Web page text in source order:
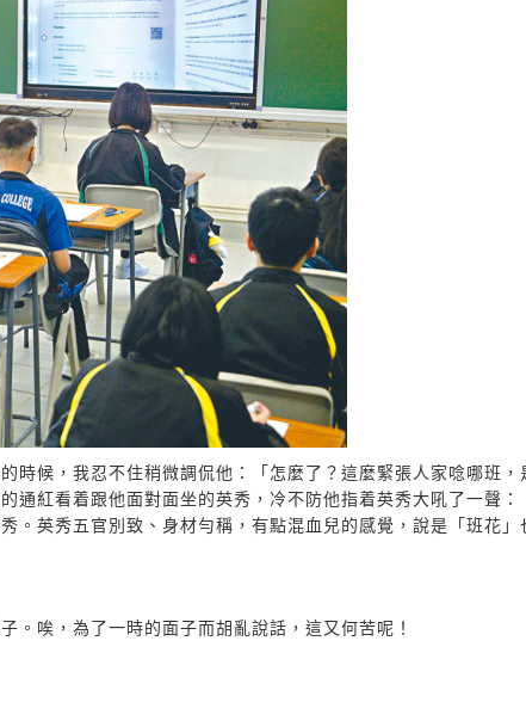
時候，我忍不住稍微調侃他：「怎麼了？這麼緊張人家唸哪班，
通紅看着跟他面對面坐的英秀，冷不防他指着英秀大吼了一聲：
。英秀五官別致、身材勻稱，有點混血兒的感覺，說是「班花」
。唉，為了一時的面子而胡亂說話，這又何苦呢！